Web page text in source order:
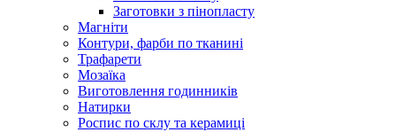
Заготовки з пінопласту
Магніти
Контури, фарби по тканині
Трафарети
Мозаїка
Виготовлення годинників
Натирки
Роспис по склу та керамиці